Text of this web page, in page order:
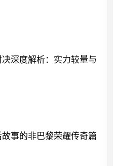
深度解析：实力较量与
事的非巴黎荣耀传奇篇